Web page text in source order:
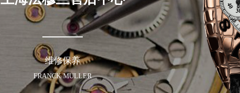
维修保养
FRANCK MULLER